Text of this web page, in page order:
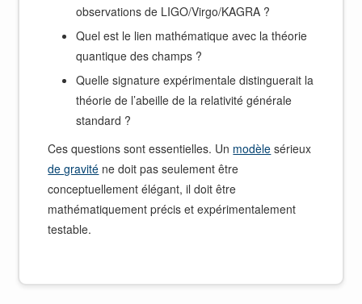
observations de LIGO/Virgo/KAGRA ?
Quel est le lien mathématique avec la théorie
quantique des champs ?
Quelle signature expérimentale distinguerait la
théorie de l’abeille de la relativité générale
standard ?
Ces questions sont essentielles. Un modèle sérieux
de gravité ne doit pas seulement être
conceptuellement élégant, il doit être
mathématiquement précis et expérimentalement
testable.